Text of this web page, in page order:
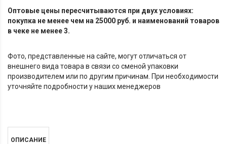
Оптовые цены пересчитываются при двух условиях:
покупка не менее чем на 25000 руб. и наименований товаров
в чеке не менее 3.
Фото, представленные на сайте, могут отличаться от
внешнего вида товара в связи со сменой упаковки
производителем или по другим причинам. При необходимости
уточняйте подробности у наших менеджеров
ОПИСАНИЕ